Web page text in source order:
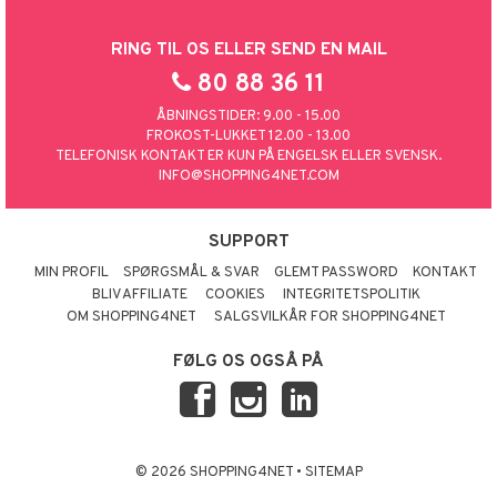
RING TIL OS ELLER SEND EN MAIL
80 88 36 11
ÅBNINGSTIDER: 9.00 - 15.00
FROKOST-LUKKET 12.00 - 13.00
TELEFONISK KONTAKT ER KUN PÅ ENGELSK ELLER SVENSK.
INFO@SHOPPING4NET.COM
SUPPORT
MIN PROFIL SPØRGSMÅL & SVAR GLEMT PASSWORD
KONTAKT
BLIV AFFILIATE
COOKIES
INTEGRITETSPOLITIK
OM SHOPPING4NET
SALGSVILKÅR FOR SHOPPING4NET
FØLG OS OGSÅ PÅ
© 2026 SHOPPING4NET • SITEMAP